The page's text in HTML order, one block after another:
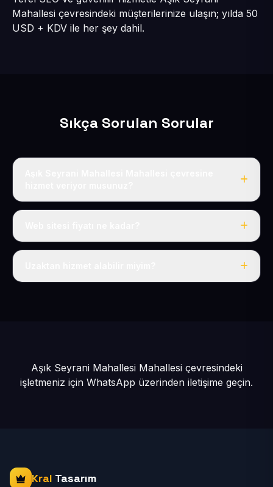
Mahallesi çevresindeki müşterilerinize ulaşın; yılda 50
USD + KDV ile her şey dahil.
Sıkça Sorulan Sorular
Evet, Aşık Seyrani Mahallesi dahil tüm Develi ve Develi
Tek fiyat: yılda 50 USD + KDV, her şey dahil.
Aşık Seyrani Mahallesi Mahallesi çevresindeki
işletmeniz için WhatsApp üzerinden iletişime geçin.
Kral Tasarım